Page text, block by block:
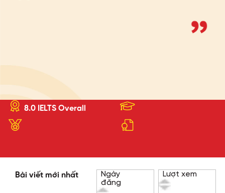
8.0 IELTS Overall
Bài viết mới nhất
Ngày
đăng
Lượt xem